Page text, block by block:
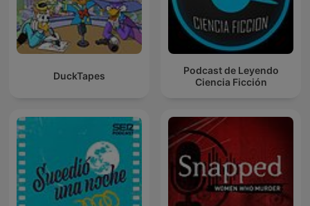
DuckTapes
Podcast de Leyendo
Ciencia Ficción